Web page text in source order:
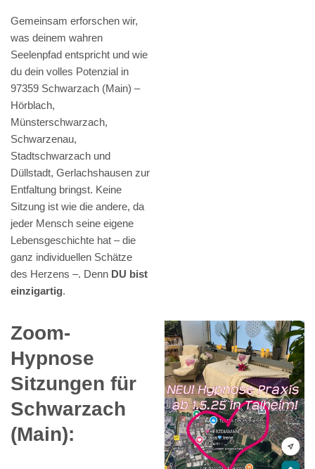
Gemeinsam erforschen wir,
was deinem wahren
Seelenpfad entspricht und wie
du dein volles Potenzial in
97359 Schwarzach (Main) –
Hörblach,
Münsterschwarzach,
Schwarzenau,
Stadtschwarzach und
Düllstadt, Gerlachshausen zur
Entfaltung bringst. Keine
Sitzung ist wie die andere, da
jeder Mensch seine eigene
Lebensgeschichte hat – die
ganz individuellen Schätze
des Herzens –. Denn DU bist
einzigartig.
Zoom-
Hypnose
Sitzungen für
Schwarzach
(Main):